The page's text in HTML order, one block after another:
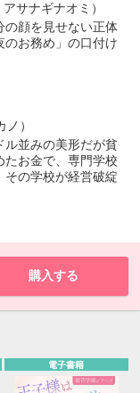
アサナギナオミ）
の顔を見せない正体
のお務め」の口付け
ノ）
ル並みの美形だが貧
たお金で、専門学校
その学校が経営破綻
購入する
電子書籍